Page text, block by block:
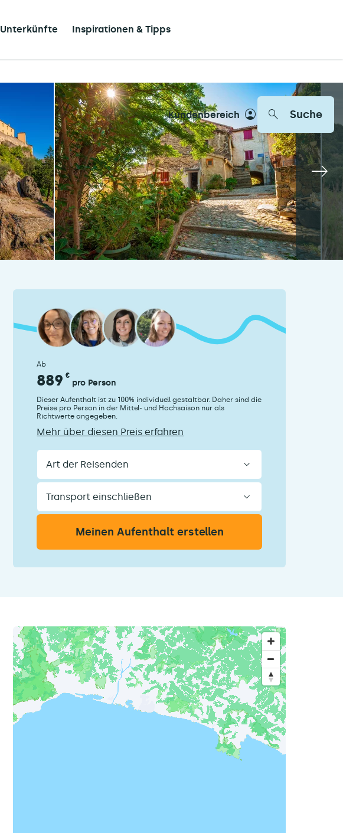
Unterkünfte Inspirationen & Tipps
Kundenbereich Suche
Ab
889 €
pro Person
Dieser Aufenthalt ist zu 100% individuell gestaltbar. Daher sind die
Preise pro Person in der Mittel- und Hochsaison nur als
Richtwerte angegeben.
Mehr über diesen Preis erfahren
Art
der
Transport
einschließen